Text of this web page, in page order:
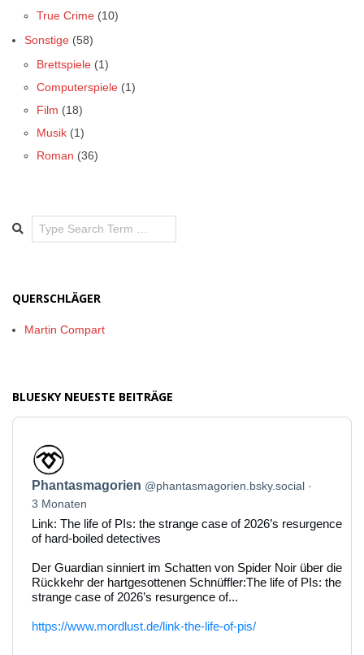
True Crime (10)
Sonstige (58)
Brettspiele (1)
Computerspiele (1)
Film (18)
Musik (1)
Roman (36)
Search
QUERSCHLÄGER
Martin Compart
BLUESKY NEUESTE BEITRÄGE
Beitrag
von
Phantasmagorien
auf
Bluesky
ansehen
Phantasmagorien @phantasmagorien.bsky.social
3 Monaten
Link: The life of PIs: the strange case of 2026’s resurgence
of hard-boiled detectives
Der Guardian sinniert im Schatten von Spider Noir über die
Rückkehr der hartgesottenen Schnüffler:The life of PIs: the
strange case of 2026’s resurgence of...
https://www.mordlust.de/link-the-life-of-pis/